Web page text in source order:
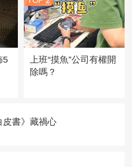
5
上班“摸魚”公司有權開
除嗎？
皮書》藏禍心